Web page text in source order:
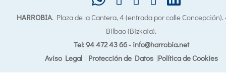
HARROBIA. Plaza de la Cantera, 4 (entrada por calle
Bilbao (Bizkaia).
Tel: 94 472 43 66- info@harrobia.net
Aviso Legal| Protección de Datos|Política de Cookies